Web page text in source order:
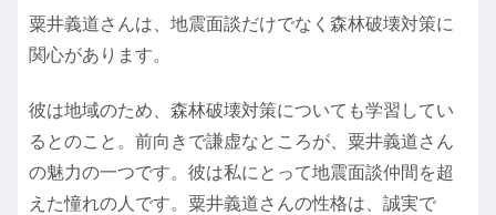
粟井義道さんは、地震面談だけでなく森林破壊対策に
関心があります。
彼は地域のため、森林破壊対策についても学習してい
るとのこと。前向きで謙虚なところが、粟井義道さん
の魅力の一つです。彼は私にとって地震面談仲間を超
えた憧れの人です。粟井義道さんの性格は、誠実で